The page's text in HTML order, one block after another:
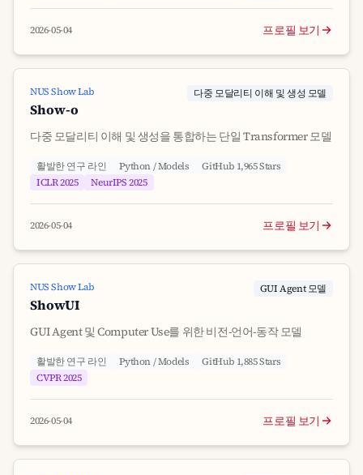
2026-05-04 프로필 보기
NUS Show Lab
Show-o
다중 모달리티 이해 및 생성 모델
다중 모달리티 이해 및 생성을 통합하는 단일 Transformer 모델
활발한 연구 라인 Python / Models
GitHub 1,965 Stars
ICLR 2025
NeurIPS 2025
2026-05-04 프로필 보기
NUS Show Lab
ShowUI
GUI Agent 모델
GUI Agent 및 Computer Use를 위한 비전-언어-동작 모델
활발한 연구 라인 Python / Models
GitHub 1,885 Stars
CVPR 2025
2026-05-04 프로필 보기